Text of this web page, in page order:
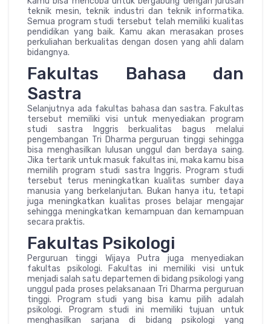
teknik mesin, teknik industri dan teknik informatika.
Semua program studi tersebut telah memiliki kualitas
pendidikan yang baik. Kamu akan merasakan proses
perkuliahan berkualitas dengan dosen yang ahli dalam
bidangnya.
Fakultas Bahasa dan
Sastra
Selanjutnya ada fakultas bahasa dan sastra. Fakultas
tersebut memiliki visi untuk menyediakan program
studi sastra Inggris berkualitas bagus melalui
pengembangan Tri Dharma perguruan tinggi sehingga
bisa menghasilkan lulusan unggul dan berdaya saing.
Jika tertarik untuk masuk fakultas ini, maka kamu bisa
memilih program studi sastra Inggris. Program studi
tersebut terus meningkatkan kualitas sumber daya
manusia yang berkelanjutan. Bukan hanya itu, tetapi
juga meningkatkan kualitas proses belajar mengajar
sehingga meningkatkan kemampuan dan kemampuan
secara praktis.
Fakultas Psikologi
Perguruan tinggi Wijaya Putra juga menyediakan
fakultas psikologi. Fakultas ini memiliki visi untuk
menjadi salah satu departemen di bidang psikologi yang
unggul pada proses pelaksanaan Tri Dharma perguruan
tinggi. Program studi yang bisa kamu pilih adalah
psikologi. Program studi ini memiliki tujuan untuk
menghasilkan sarjana di bidang psikologi yang